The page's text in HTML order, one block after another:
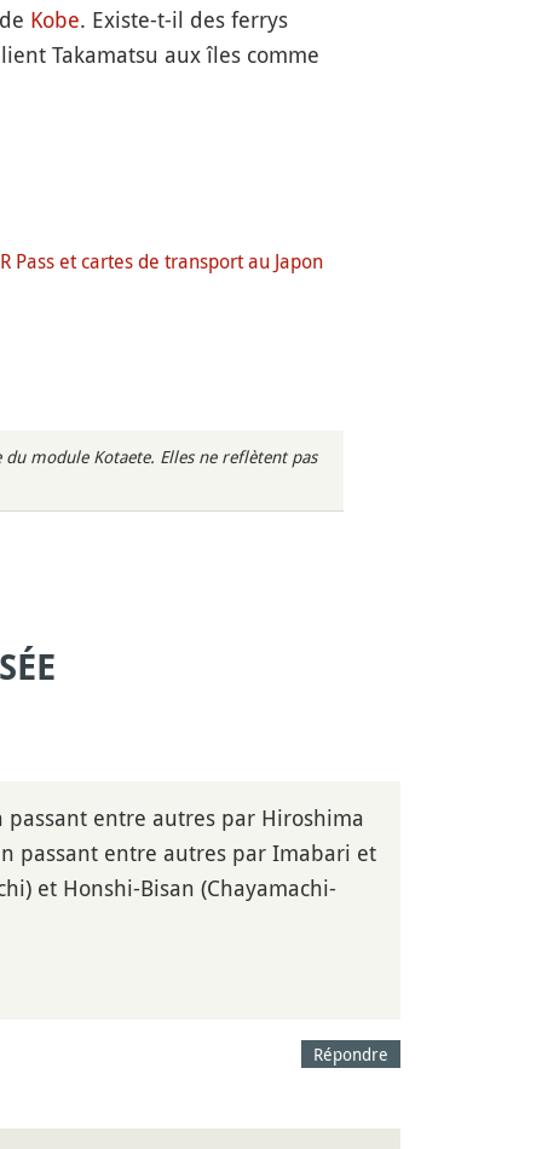
Kobe. Existe-t-il des ferrys
Takamatsu aux îles comme
Pass et cartes de transport au Japon
module Kotaete. Elles ne reflètent pas
passant entre autres par Hiroshima
passant entre autres par Imabari et
et Honshi-Bisan (Chayamachi-
Répondre